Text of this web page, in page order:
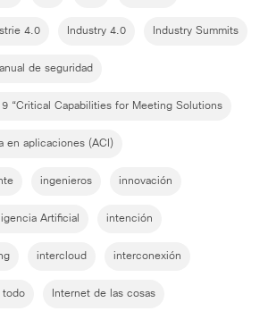
4.0 Industry 4.0 Industry Summits
de seguridad
“Critical Capabilities for Meeting Solutions
en aplicaciones (ACI)
ingenieros innovación
Artificial intención
intercloud interconexión
todo Internet de las cosas